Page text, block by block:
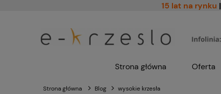
15 lat na rynku |
Strona główna Oferta
Strona główna Blog wysokie krzesła